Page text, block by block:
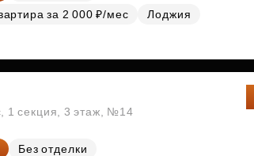
за 2 000 ₽/мес
Лоджия
1 секция, 3 этаж, №14
Без отделки